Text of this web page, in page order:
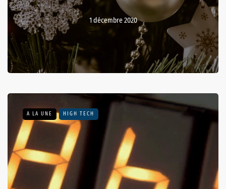
1 décembre 2020
A LA UNE HIGH TECH